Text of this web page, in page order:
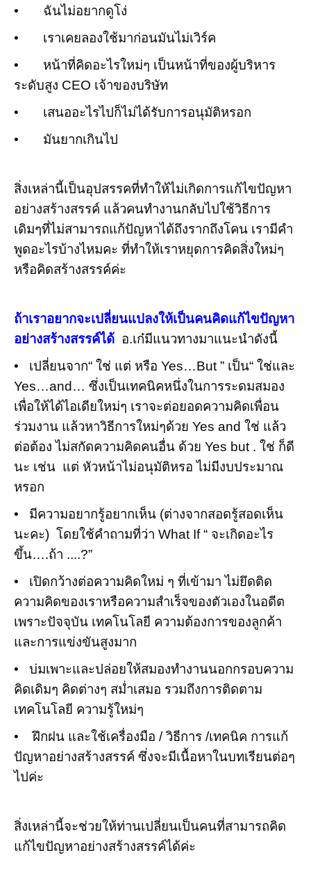
• ฉันไม่อยากดูโง่
• เราเคยลองใช้มาก่อนมันไม่เวิร์ค
• หน้าที่คิดอะไรใหม่ๆ เป็นหน้าที่ของผู้บริหาร
ระดับสูง CEO เจ้าของบริษัท
• เสนออะไรไปก็ไม่ได้รับการอนุมัติหรอก
• มันยากเกินไป
สิ่งเหล่านี้เป็นอุปสรรคที่ทำให้ไม่เกิดการแก้ไขปัญหา
อย่างสร้างสรรค์ แล้วคนทำงานกลับไปใช้วิธีการ
เดิมๆที่ไม่สามารถแก้ปัญหาได้ถึงรากถึงโคน เรามีคำ
พูดอะไรบ้างไหมคะ ที่ทำให้เราหยุดการคิดสิ่งใหม่ๆ
หรือคิดสร้างสรรค์ค่ะ
ถ้าเราอยากจะเปลี่ยนแปลงให้เป็นคนคิดแก้ไขปัญหา
อย่างสร้างสรรค์ได้ อ.เก๋มีแนวทางมาแนะนำดังนี้
• เปลี่ยนจาก“ ใช่ แต่ หรือ Yes…But ” เป็น“ ใช่และ
Yes…and… ซึ่งเป็นเทคนิคหนึ่งในการระดมสมอง
เพื่อให้ได้ไอเดียใหม่ๆ เราจะต่อยอดความคิดเพื่อน
ร่วมงาน แล้วหาวิธีการใหม่ๆด้วย Yes and ใช่ แล้ว
ต่อต้อง ไม่สกัดความคิดคนอื่น ด้วย Yes but . ใช่ ก็ดี
นะ เช่น แต่ หัวหน้าไม่อนุมัติหรอ ไม่มีงบประมาณ
หรอก
• มีความอยากรู้อยากเห็น (ต่างจากสอดรู้สอดเห็น
นะคะ) โดยใช้คำถามที่ว่า What If“ จะเกิดอะไร
ขึ้น….ถ้า ....?”
•
เปิดกว้างต่อความคิดใหม่ ๆ ที่เข้ามา ไม่ยึดติด
ความคิดของเราหรือความสำเร็จของตัวเองในอดีต
เพราะปัจจุบัน เทคโนโลยี ความต้องการของลูกค้า
และการแข่งขันสูงมาก
•
บ่มเพาะและปล่อยให้สมองทำงานนอกกรอบความ
คิดเดิมๆ คิดต่างๆ สม่ำเสมอ รวมถึงการติดตาม
เทคโนโลยี ความรู้ใหม่ๆ
•ฝึกฝน และใช้เครื่องมือ / วิธีการ /เทคนิค การแก้
ปัญหาอย่างสร้างสรรค์ ซึ่งจะมีเนื้อหาในบทเรียนต่อๆ
ไปค่ะ
สิ่งเหล่านี้จะช่วยให้ท่านเปลี่ยนเป็นคนที่สามารถคิด
แก้ไขปัญหาอย่างสร้างสรรค์ได้ค่ะ